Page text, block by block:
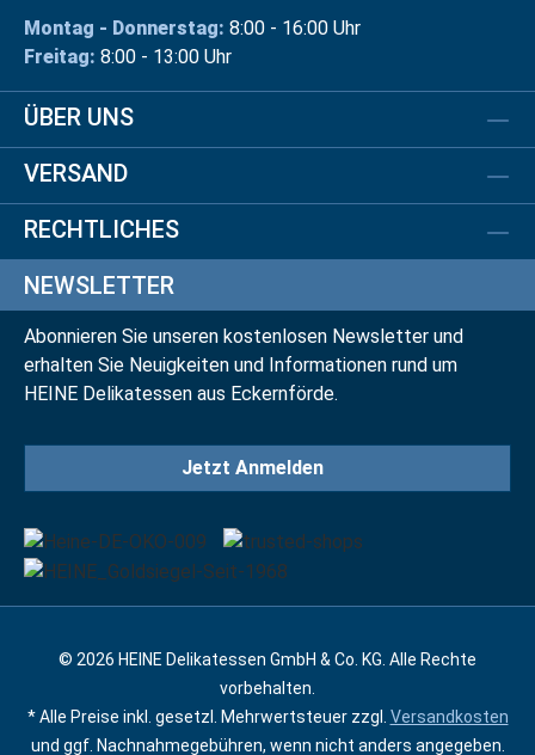
Montag - Donnerstag: 8:00 - 16:00 Uhr
Freitag: 8:00 - 13:00 Uhr
ÜBER UNS
VERSAND
RECHTLICHES
NEWSLETTER
Abonnieren Sie unseren kostenlosen Newsletter und
erhalten Sie Neuigkeiten und Informationen rund um
HEINE Delikatessen aus Eckernförde.
Jetzt Anmelden
© 2026 HEINE Delikatessen GmbH & Co. KG. Alle Rechte
vorbehalten.
* Alle Preise inkl. gesetzl. Mehrwertsteuer zzgl. Versandkosten
und ggf. Nachnahmegebühren, wenn nicht anders angegeben.